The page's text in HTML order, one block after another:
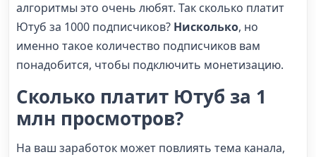
алгоритмы это очень любят. Так сколько платит
Ютуб за 1000 подписчиков? Нисколько, но
именно такое количество подписчиков вам
понадобится, чтобы подключить монетизацию.
Сколько платит Ютуб за 1
млн просмотров?
На ваш заработок может повлиять тема канала,